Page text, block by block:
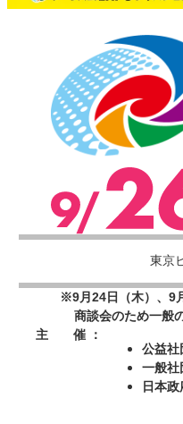
東京
※9月24日（木）、9
商談会のため一般
主 催 ：
公益社
一般社
日本政